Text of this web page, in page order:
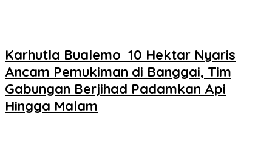
Karhutla Bualemo 10 Hektar Nyaris
Ancam Pemukiman di Banggai, Tim
Gabungan Berjihad Padamkan Api
Hingga Malam